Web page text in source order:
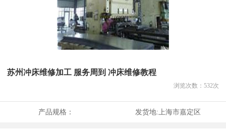
苏州冲床维修加工 服务周到 冲床维修教程
浏览次数： 532次
产品规格： 发货地: 上海市嘉定区